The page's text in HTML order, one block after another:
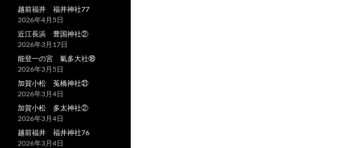
越前福井 福井神社77
2026年4月5日
近江長浜 豊国神社②
2026年3月17日
能登一の宮 氣多大社⑱
2026年3月5日
加賀小松 菟橋神社㉑
2026年3月4日
加賀小松 多太神社②
2026年3月4日
越前福井 福井神社76
2026年3月4日